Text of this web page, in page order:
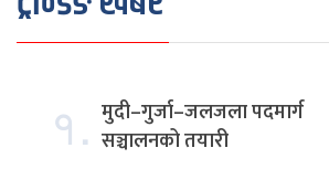
१. मुदी–गुर्जा–जलजला पदमार्ग
सञ्चालनको तयारी